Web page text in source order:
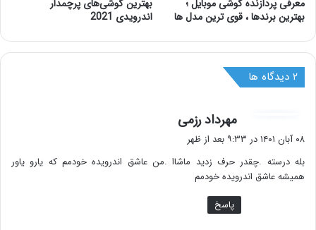
معرفی پردازنده گوشی موبایل ؛
بهترین برندها ، قوی ترین مدل ها
بهترین گوشی‌های پرچمدار
اندرویدی 2021
‫۲ دیدگاه ها
مهرداد رزمی
:
۰۸ آبان ۱۴۰۱ در ۹:۳۳ بعد از ظهر
بله درسته .چقدر حرف زدید ماشاا .من عاشق اندرویده خودمم که یارو یاور
همیشه عاشق اندرویده خودمم
پاسخ